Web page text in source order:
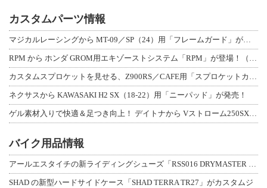
カスタムパーツ情報
マジカルレーシングから MT-09／SP（24）用「フレームガード」が登場！
RPM から ホンダ GROM用エキゾーストシステム「RPM」が登場！（動画あり
カスタムスプロケットを見せる、Z900RS／CAFE用「スプロケットカバーフルキ
ネクサスから KAWASAKI H2 SX（18-22）用「ニーパッド」が発売！
ゲル素材入りで快適＆足つき向上！ デイトナから Vストローム250SX用「快適ロ
バイク用品情報
アールエスタイチの新ライディングシューズ「RSS016 DRYMASTER スト
SHAD の新型ハードサイドケース「SHAD TERRA TR27」がカスタムジ